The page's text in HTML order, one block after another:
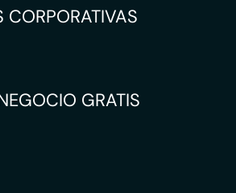
CORPORATIVAS
GRATIS